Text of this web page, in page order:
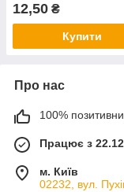
12,50 ₴
Купити
Про нас
100%
Працює з
м. Київ
02232, вул.